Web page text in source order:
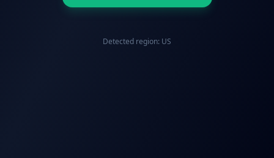
Detected region: US